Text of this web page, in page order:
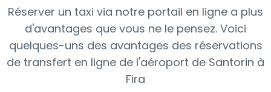
Réserver un taxi via notre portail en ligne a plus
d'avantages que vous ne le pensez. Voici
quelques-uns des avantages des réservations
de transfert en ligne de l'aéroport de Santorin à
Fira